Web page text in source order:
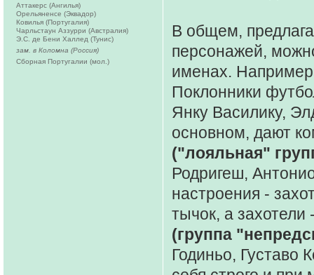
В общем,
персонажей,
именах.
Поклонники
Янку Василику,
основном, дают
("лояльная"
Родригеш,
настроения -
тычок, а захотели
(группа
Годиньо, Густаво
Аттакерс (Ангилья)
Орельяненсе (Эквадор)
Ковилья (Португалия)
Чарльстаун Аззурри (Австралия)
Э.С. де Бени Халлед (Тунис)
зам. в Коломна (Россия)
Сборная Португалии (мол.)